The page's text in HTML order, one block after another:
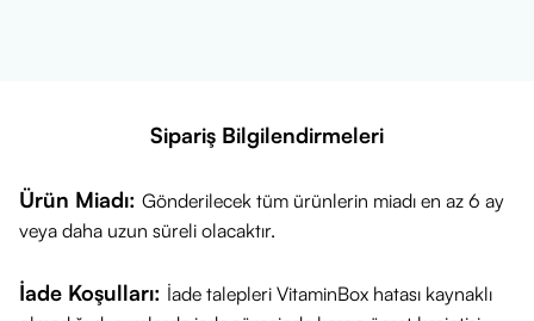
Sipariş Bilgilendirmeleri
Ürün Miadı: Gönderilecek tüm ürünlerin miadı en az 6 ay
veya daha uzun süreli olacaktır.
İade Koşulları: İade talepleri VitaminBox hatası kaynaklı